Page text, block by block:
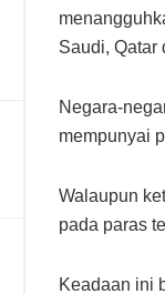
Saudi, Qatar
Negara-
mempunyai
Walaupun
pada paras
Keadaan ini